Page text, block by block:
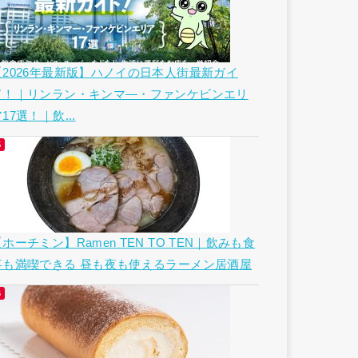
2026年最新版】ハノイの日本人街最新ガイ
！｜リンラン・キンマ―・ファンケビンエリ
17選！｜飲...
ホーチミン】Ramen TEN TO TEN｜飲みも食
も満喫できる 昼も夜も使えるラーメン居酒屋